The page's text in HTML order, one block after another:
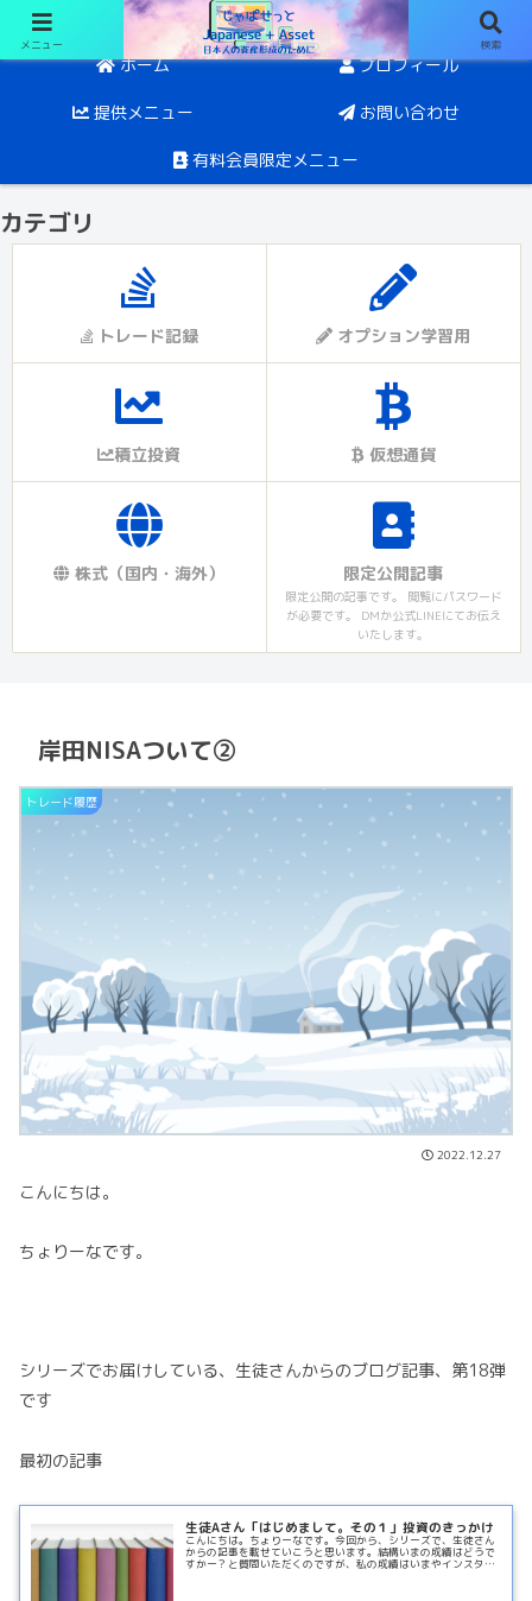
日経オプションと投資。目指すは5年後にFIRE
ホーム プロフィール
提供メニュー お問い合わせ
有料会員限定メニュー
カテゴリ
トレード記録 オプション学習用
積立投資 仮想通貨
株式（国内・海外） 限定公開記事
限定公開の記事です。 閲覧にパスワード
が必要です。 DMか公式LINEにてお伝え
いたします。
岸田NISAついて②
トレード履歴
2022.12.27
こんにちは。
ちょりーなです。
シリーズでお届けしている、生徒さんからのブログ記事、第18弾
です
最初の記事
生徒Aさん「はじめまして。その１」投資のきっかけ
こんにちは。ちょりーなです。今回から、シリーズで、生徒さん
からの記事を載せていこうと思います。結構いまの成績はどうで
すかー？と質問いただくのですが、私の成績はいまやインスタが
メニュー 検索